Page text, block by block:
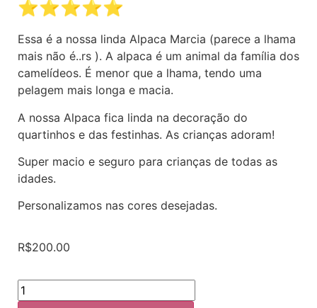
⭐️⭐️⭐️⭐️⭐️
Essa é a nossa linda Alpaca Marcia (parece a lhama
mais não é..rs ). A alpaca é um animal da família dos
camelídeos. É menor que a lhama, tendo uma
pelagem mais longa e macia.
A nossa Alpaca fica linda na decoração do
quartinhos e das festinhas. As crianças adoram!
Super macio e seguro para crianças de todas as
idades.
Personalizamos nas cores desejadas.
R$200.00